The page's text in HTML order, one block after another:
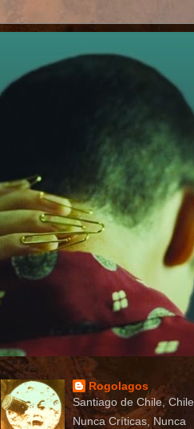
Rogolagos
Santiago de Chile, Chile
Nunca Críticas, Nunca